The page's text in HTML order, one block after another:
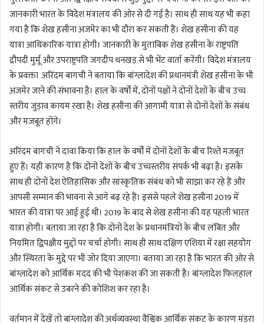
m
a
i
l
जानकारी भारत के विदेश मंत्रालय की ओर से दी गई है। साथ ही साथ यह भी कहा
गया है कि शेख हसीना अजमेर का भी दौरा कर सकती हैं। शेख हसीना की यह
यात्रा आधिकारिक यात्रा होगी। जानकारी के मुताबिक शेख हसीना के राष्ट्रपति
द्रौपदी मुर्मू और उपराष्ट्रपति जगदीप धनखड़ से भी भेंट वार्ता करेंगी। विदेश मंत्रालय
के प्रवक्ता अरिंदम बागची ने बताया कि बांग्लादेश की प्रधानमंत्री शेख हसीना के भी
अजमेर जाने की संभावना है। हाल के वर्षों में, दोनों पक्षों ने दोनों देशों के बीच उच्च
स्तरीय जुड़ाव कायम रखा है। शेख हसीना की आगामी यात्रा से दोनों देशों के संबंध
और मजबूत होंगे।
अरिंदम बागची ने दावा किया कि हाल के वर्षों में दोनों देशों के बीच रिश्ते मजबूत
हुए हैं। यही कारण है कि दोनों देशों के बीच उच्चस्तरीय संपर्क भी बढ़ा है। इसके
साथ ही दोनों देश ऐतिहासिक और सांस्कृतिक संबंध को भी साझा कर रहे हैं और
आपसी सम्मान की भावना से आगे बढ़ रहे हैं। इससे पहले शेख हसीना 2019 में
भारत की यात्रा पर आई हुई थी। 2019 के बाद से शेख हसीना की यह पहली भारत
यात्रा होगी। बताया जा रहा है कि दोनों देश के प्रधानमंत्रियों के बीच लंबित और
नियमित द्विपक्षीय मुद्दों पर चर्चा होगी। साथ ही साथ दक्षिण एशिया में रक्षा सहयोग
और स्थिरता के मुद्दे पर भी जोर दिया जाएगा। बताया जा रहा है कि भारत की ओर से
बांग्लादेश को आर्थिक मदद की भी पेशकश की जा सकती है। बांग्लादेश फिलहाल
आर्थिक संकट से उबरने की कोशिश कर रहा है।
वर्तमान में देखें तो बांग्लादेश की अर्थव्यवस्था वैश्विक आर्थिक संकट के कारण मंडरा